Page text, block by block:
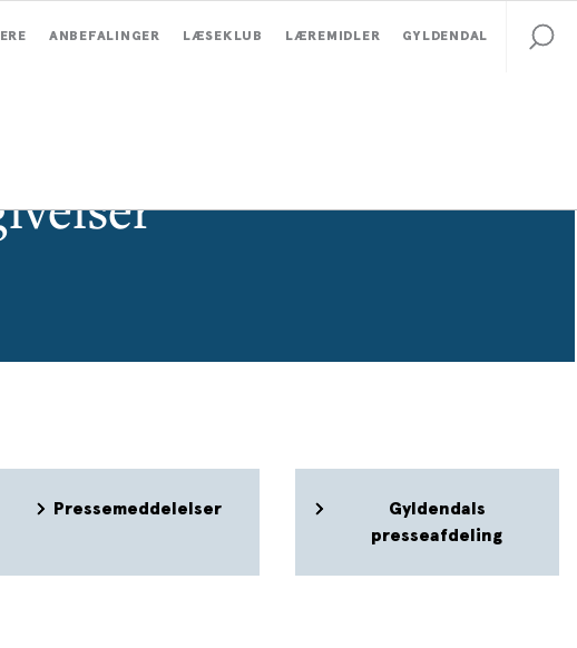
ANBEFALINGER LÆSEKLUB LÆREMIDLER GYLDENDAL
Pressemeddelelser
Gyldendals
presseafdeling